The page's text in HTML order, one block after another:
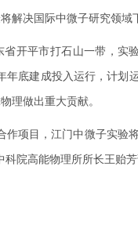
解决国际中微子研究领域
平市打石山一带，实
年底建成投入运行，计
理做出重大贡献。
项目，江门中微子实验
院高能物理所所长王贻